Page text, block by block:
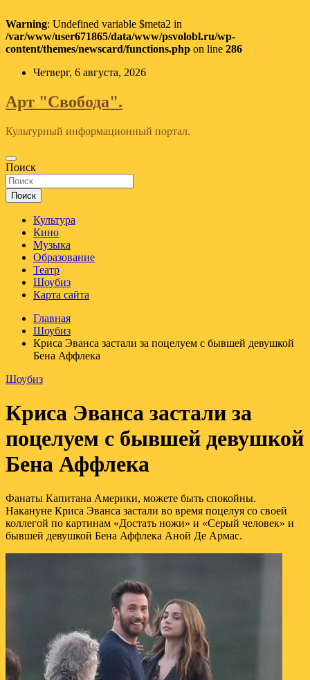
Warning: Undefined variable $meta2 in
/var/www/user671865/data/www/psvolobl.ru/wp-
content/themes/newscard/functions.php on line 286
Перейти
содержимому
Четверг, 6 августа, 2026
Арт "Свобода".
Культурный информационный портал.
Поиск
Поиск
Культура
Кино
Музыка
Образование
Театр
Шоубиз
Карта сайта
Главная
Шоубиз
Криса Эванса застали за поцелуем с бывшей девушкой
Бена Аффлека
Шоубиз
Криса Эванса застали за
поцелуем с бывшей девушкой
Бена Аффлека
Фанаты Капитана Америки, можете быть спокойны.
Накануне Криса Эванса застали во время поцелуя со своей
коллегой по картинам «Достать ножи» и «Серый человек» и
бывшей девушкой Бена Аффлека Аной Де Армас.